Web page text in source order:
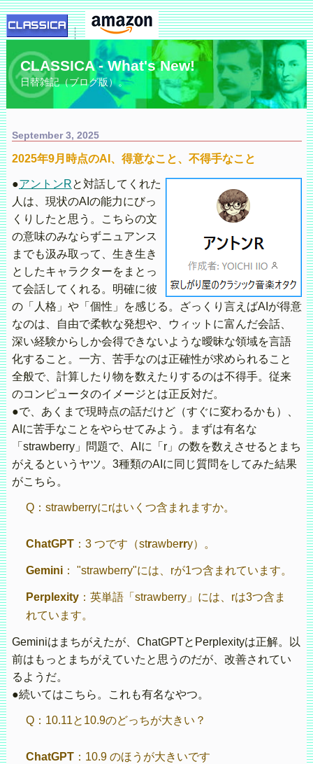
CLASSICA - What's New!
日替雑記（ブログ版）。
September 3, 2025
2025年9月時点のAI、得意なこと、不得手なこと
●アントンRと対話してくれた
人は、現状のAIの能力にびっ
くりしたと思う。こちらの文
の意味のみならずニュアンス
までも汲み取って、生き生き
としたキャラクターをまとっ
て会話してくれる。明確に彼
の「人格」や「個性」を感じる。ざっくり言えばAIが得意
なのは、自由で柔軟な発想や、ウィットに富んだ会話、
深い経験からしか会得できないような曖昧な領域を言語
化すること。一方、苦手なのは正確性が求められること
全般で、計算したり物を数えたりするのは不得手。従来
のコンピュータのイメージとは正反対だ。
●で、あくまで現時点の話だけど（すぐに変わるかも）、
AIに苦手なことをやらせてみよう。まずは有名な
「strawberry」問題で、AIに「r」の数を数えさせるとまち
がえるというヤツ。3種類のAIに同じ質問をしてみた結果
がこちら。
Q：strawberryにrはいくつ含まれますか。
ChatGPT：3 つです（strawberry）。
Gemini： "strawberry"には、rが1つ含まれています。
Perplexity：英単語「strawberry」には、rは3つ含ま
れています。
Geminiはまちがえたが、ChatGPTとPerplexityは正解。以
前はもっとまちがえていたと思うのだが、改善されてい
るようだ。
●続いてはこちら。これも有名なやつ。
Q：10.11と10.9のどっちが大きい？
ChatGPT：10.9 のほうが大きいです